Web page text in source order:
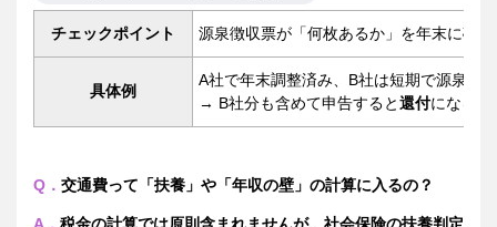
チェックポイント 源泉徴収票が「何枚あるか」を年末に確
具体例
A社で年末調整済み、B社は短期で源泉徴
→ B社分も含めて申告すると還付になるケ
Q． 交通費って「扶養」や「年収の壁」の計算に入るの？